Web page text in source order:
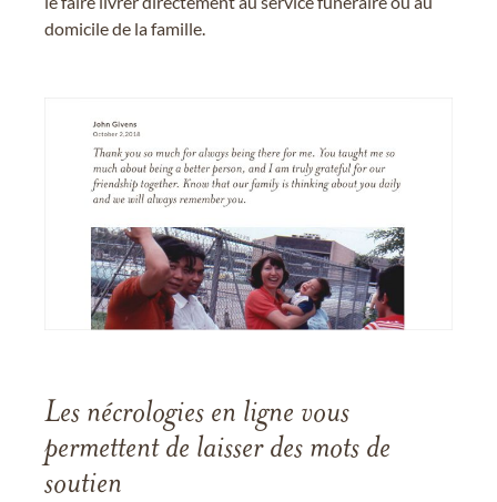
domicile de la famille.
Les nécrologies en ligne vous
permettent de laisser des mots de
soutien